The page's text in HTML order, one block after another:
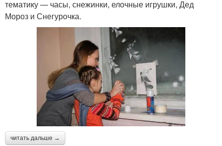
тематику — часы, снежинки, елочные игрушки, Дед
Мороз и Снегурочка.
читать дальше →